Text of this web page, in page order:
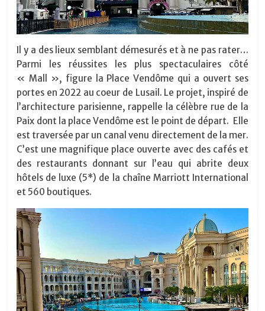
Il y a des lieux semblant démesurés et à ne pas rater…
Parmi les réussites les plus spectaculaires côté
« Mall », figure la Place Vendôme qui a ouvert ses
portes en 2022 au coeur de Lusail. Le projet, inspiré de
l’architecture parisienne, rappelle la célèbre rue de la
Paix dont la place Vendôme est le point de départ. Elle
est traversée par un canal venu directement de la mer.
C’est une magnifique place ouverte avec des cafés et
des restaurants donnant sur l’eau qui abrite deux
hôtels de luxe (5*) de la chaîne Marriott International
et 560 boutiques.